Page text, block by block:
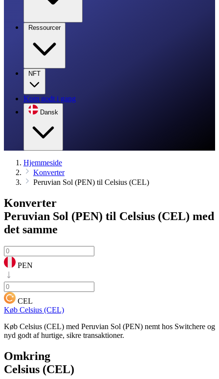
Ressourcer
NFT
Kom godt i gang
Dansk
Hjemmeside
Konverter
Peruvian Sol (PEN) til Celsius (CEL)
Konverter
Peruvian Sol (PEN) til Celsius (CEL) med
det samme
PEN
CEL
Køb Celsius (CEL)
Køb Celsius (CEL) med Peruvian Sol (PEN) nemt hos Switchere og
nyd godt af hurtige, sikre transaktioner.
Omkring
Celsius (CEL)